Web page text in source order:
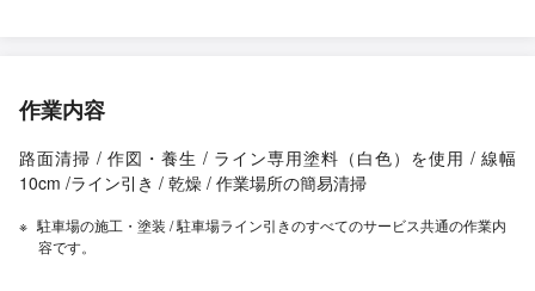
作業内容
路面清掃 / 作図・養生 / ライン専用塗料（白色）を使用 / 線幅
10cm /ライン引き / 乾燥 / 作業場所の簡易清掃
駐車場の施工・塗装 / 駐車場ライン引きのすべてのサービス共通の作業内
容です。